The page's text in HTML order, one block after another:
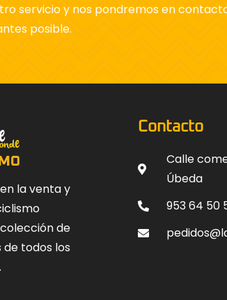
servicio y nos pondremos en
posible.
la venta y
de
de todos los
Contacto
Calle
Úbeda
953 64 50